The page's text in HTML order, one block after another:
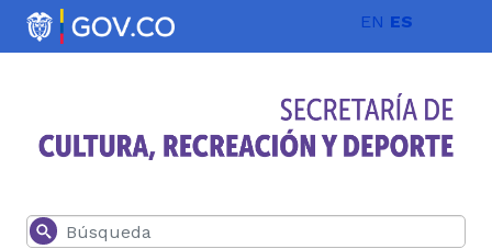
Pasar al contenido principal EN ES
Buscar